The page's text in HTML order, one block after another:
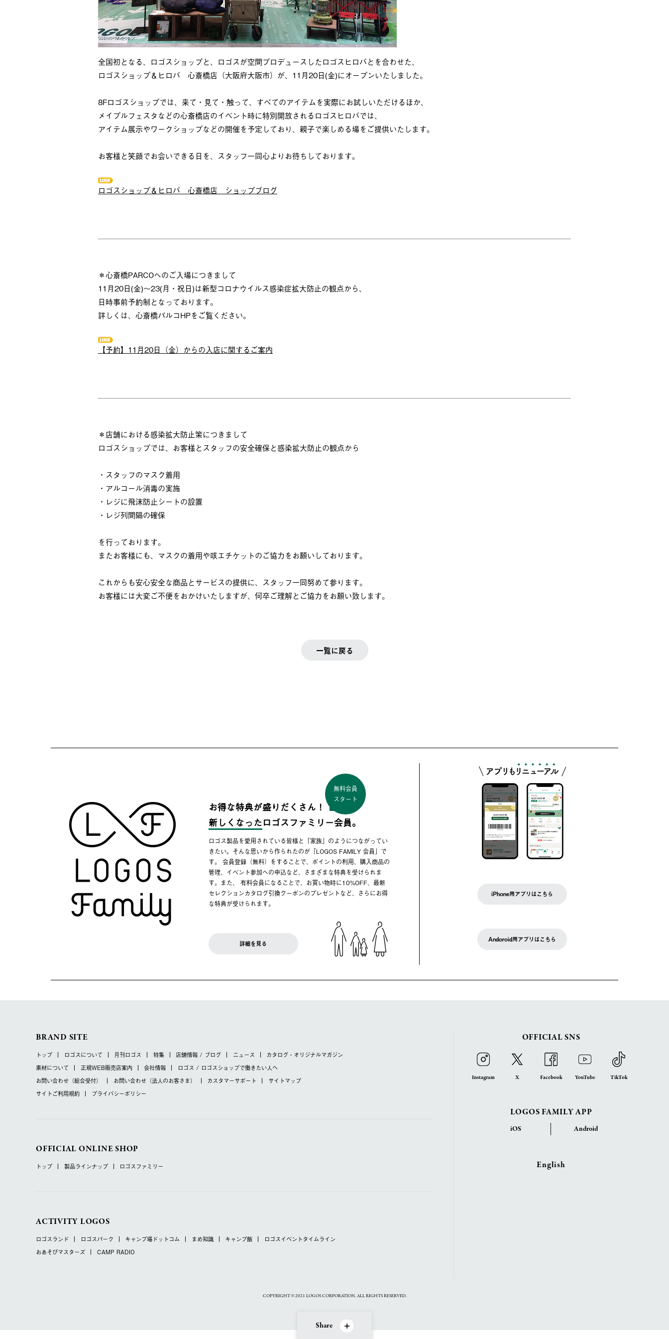
全国初となる、ロゴスショップと、ロゴスが空間プロデュースしたロゴスヒロバとを合わせた、
ロゴスショップ＆ヒロバ 心斎橋店（大阪府大阪市）が、11月20日(金)にオープンいたしました。
8Fロゴスショップでは、来て・見て・触って、すべてのアイテムを実際にお試しいただけるほか、
メイプルフェスタなどの心斎橋店のイベント時に特別開放されるロゴスヒロバでは、
アイテム展示やワークショップなどの開催を予定しており、親子で楽しめる場をご提供いたします。
お客様と笑顔でお会いできる日を、スタッフ一同心よりお待ちしております。
ロゴスショップ＆ヒロバ 心斎橋店 ショップブログ
＊心斎橋PARCOへのご入場につきまして
11月20日(金)～23(月・祝日)は新型コロナウイルス感染症拡大防止の観点から、
日時事前予約制となっております。
詳しくは、心斎橋パルコHPをご覧ください。
【予約】11月20日（金）からの入店に関するご案内
＊店舗における感染拡大防止策につきまして
ロゴスショップでは、お客様とスタッフの安全確保と感染拡大防止の観点から
・スタッフのマスク着用
・アルコール消毒の実施
・レジに飛沫防止シートの設置
・レジ列間隔の確保
を行っております。
またお客様にも、マスクの着用や咳エチケットのご協力をお願いしております。
これからも安心安全な商品とサービスの提供に、スタッフ一同努めて参ります。
お客様には大変ご不便をおかけいたしますが、何卒ご理解とご協力をお願い致します。
一覧に戻る
Share
お得な特典が盛りだくさん！
無料会員
スタート
新しくなったロゴスファミリー会員。
ロゴス製品を愛用されている皆様と「家族」のようにつながってい
きたい。そんな思いから作られたのが「LOGOS FAMILY 会員」で
す。 会員登録（無料）をすることで、ポイントの利用、購入商品の
管理、イベント参加への申込など、さまざまな特典を受けられま
す。また、 有料会員になることで、お買い物時に10%OFF、最新
セレクションカタログ引換クーポンのプレゼントなど、さらにお得
な特典が受けられます。
詳細を見る
iPhone用アプリはこちら
Andoroid用アプリはこちら
BRAND SITE
トップ ロゴスについて 月刊ロゴス 特集 店舗情報 / ブログ ニュース
カタログ・オリジナルマガジン
素材について
正規WEB販売店案内 会社情報 ロゴス / ロゴスショップで働きたい人へ
お問い合わせ （総合受付） お問い合わせ （法人のお客さま） カスタマーサポート
サイトマップ
サイトご利用規約
プライバシーポリシー
OFFICIAL ONLINE SHOP
トップ 製品ラインナップ ロゴスファミリー
ACTIVITY LOGOS
ロゴスランド ロゴスパーク キャンプ場ドットコム まめ知識 キャンプ飯
ロゴスイベントタイムライン
おあそびマスターズ
CAMP RADIO
OFFICIAL SNS
Instagram X Facebook YouTube TikTok
LOGOS FAMILY APP
iOS Android
English
COPYRIGHT © 2021 LOGOS CORPORATION. ALL RIGHTS RESERVED.